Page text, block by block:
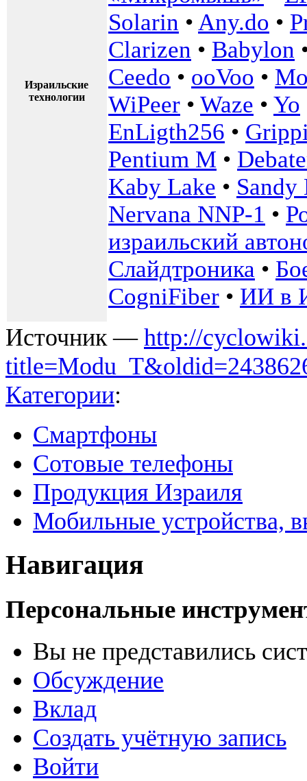
Израильские
технологии
Solarin • Any.do •
Clarizen • Babylon
Ceedo • ooVoo •
WiPeer • Waze • Yo
EnLigth256 •
Pentium M •
Kaby Lake • Sandy
Nervana NNP-1 •
израильский
Слайдтроника •
CogniFiber • ИИ в
Источник — http://
Категории:
Смартфоны
Сотовые телефоны
Продукция Израиля
Мобильные устройства,
Навигация
Персональные
Вы не представились
Обсуждение
Вклад
Создать учётную запись
Войти